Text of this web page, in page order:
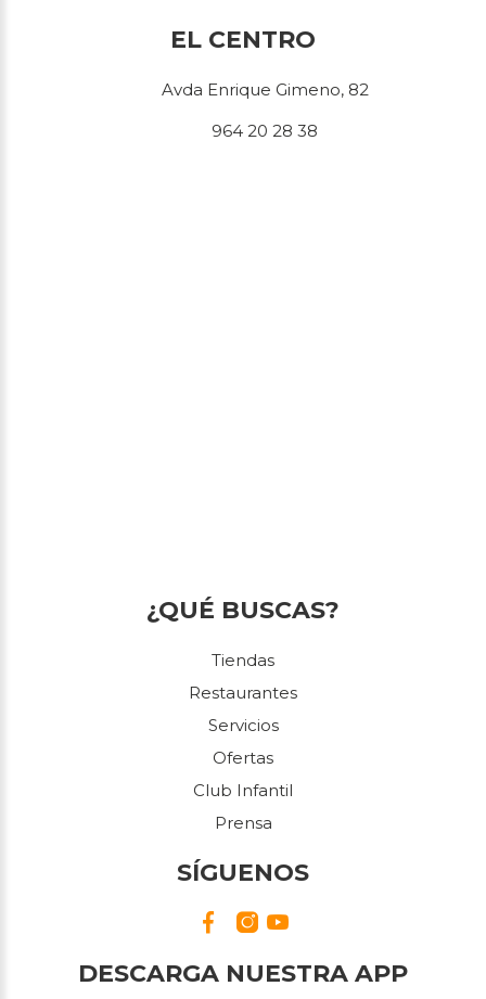
EL CENTRO
Avda Enrique Gimeno, 82
964 20 28 38
¿QUÉ BUSCAS?
Tiendas
Restaurantes
Servicios
Ofertas
Club Infantil
Prensa
SÍGUENOS
DESCARGA NUESTRA APP